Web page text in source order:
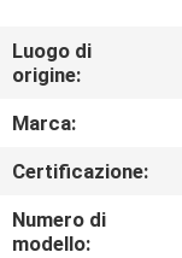
NOI
GIRO
DELLA
FABBRICA
Luogo di
origine:
Marca:
Certificazione:
Numero di
modello: